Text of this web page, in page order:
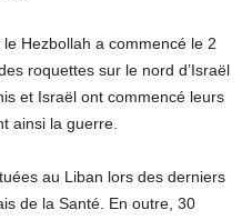
Hezbollah a commencé le 2
roquettes sur le nord d’Israël
et Israël ont commencé leurs
ainsi la guerre.
au Liban lors des derniers
de la Santé. En outre, 30